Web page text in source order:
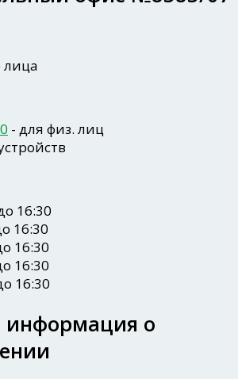
лица
- для физ. лиц
16:30
16:30
16:30
16:30
16:30
информация о